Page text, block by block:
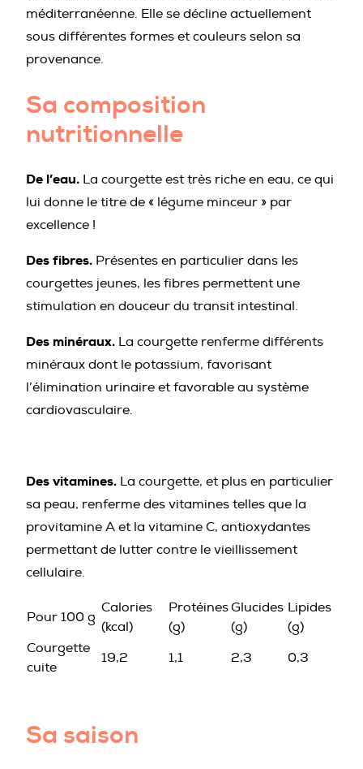
méditerranéenne. Elle se décline actuellement
sous différentes formes et couleurs selon sa
provenance.
Sa composition
nutritionnelle
De l’eau. La courgette est très riche en eau, ce qui
lui donne le titre de « légume minceur » par
excellence !
Des fibres. Présentes en particulier dans les
courgettes jeunes, les fibres permettent une
stimulation en douceur du transit intestinal.
Des minéraux. La courgette renferme différents
minéraux dont le potassium, favorisant
l’élimination urinaire et favorable au système
cardiovasculaire.
Des vitamines. La courgette, et plus en particulier
sa peau, renferme des vitamines telles que la
provitamine A et la vitamine C, antioxydantes
permettant de lutter contre le vieillissement
cellulaire.
Pour 100 g
Calories
(kcal)
Protéines
(g)
Glucides
(g)
Lipides
(g)
Courgette
cuite
19,2 1,1 2,3 0,3
Sa saison